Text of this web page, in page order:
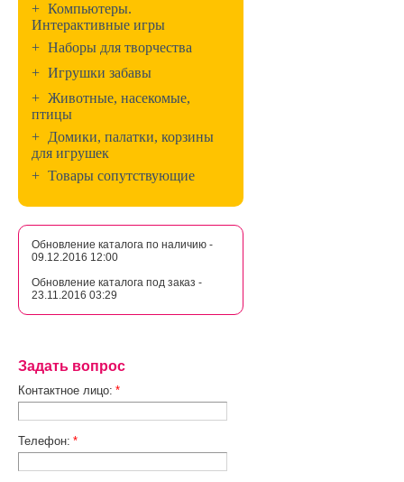
+ Компьютеры.
Интерактивные игры
+ Наборы для творчества
+ Игрушки забавы
+ Животные, насекомые,
птицы
+ Домики, палатки, корзины
для игрушек
+ Товары сопутствующие
Обновление каталога по наличию -
09.12.2016 12:00
Обновление каталога под заказ -
23.11.2016 03:29
Задать вопрос
Контактное лицо: *
Телефон: *